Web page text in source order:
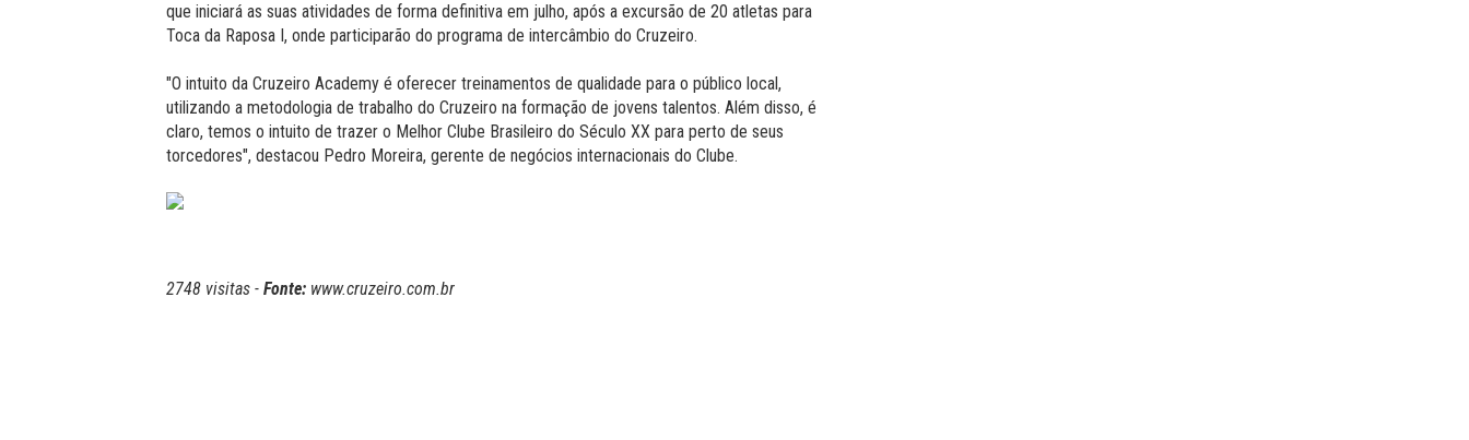
que iniciará as suas atividades de forma definitiva em julho, após a excursão de 20 atletas para
Toca da Raposa I, onde participarão do programa de intercâmbio do Cruzeiro.
"O intuito da Cruzeiro Academy é oferecer treinamentos de qualidade para o público local,
utilizando a metodologia de trabalho do Cruzeiro na formação de jovens talentos. Além disso, é
claro, temos o intuito de trazer o Melhor Clube Brasileiro do Século XX para perto de seus
torcedores", destacou Pedro Moreira, gerente de negócios internacionais do Clube.
2748 visitas - Fonte: www.cruzeiro.com.br